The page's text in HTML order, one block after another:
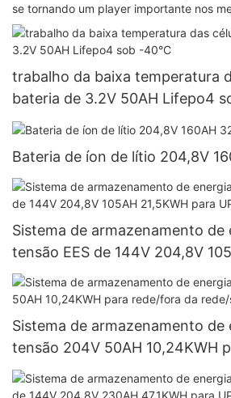
se tornando um player importante nos
trabalho da baixa temperatura
bateria de 3.2V 50AH Lifepo4
Bateria de íon de lítio 204,8V
Sistema de armazenamento de
tensão EES de 144V 204,8V
para UPS
Sistema de armazenamento de
tensão 204V 50AH 10,24KWH
rede/sistema solar híbrido